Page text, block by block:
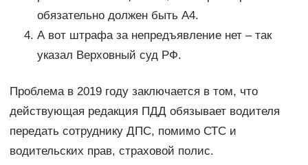
обязательно должен быть A4.
А вот штрафа за непредъявление нет – так
указал Верховный суд РФ.
Проблема в 2019 году заключается в том, что
действующая редакция ПДД обязывает водителя
передать сотруднику ДПС, помимо СТС и
водительских прав, страховой полис.